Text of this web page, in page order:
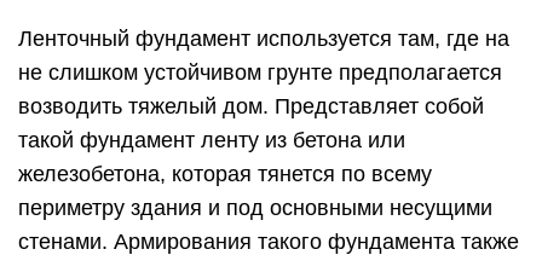
Ленточный фундамент используется там, где на
не слишком устойчивом грунте предполагается
возводить тяжелый дом. Представляет собой
такой фундамент ленту из бетона или
железобетона, которая тянется по всему
периметру здания и под основными несущими
стенами. Армирования такого фундамента также